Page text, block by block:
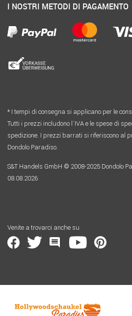
I NOSTRI METODI DI PAGAMENTO
* I tempi di consegna si applicano per le
Tutti i prezzi includono l´IVA e le spese di
spedizione. I prezzi barrati si riferiscono al
Dondolo Paradiso.
S&T Handels GmbH © 2008-2025 Dondolo
08.08.2026
Venite a trovarci anche su